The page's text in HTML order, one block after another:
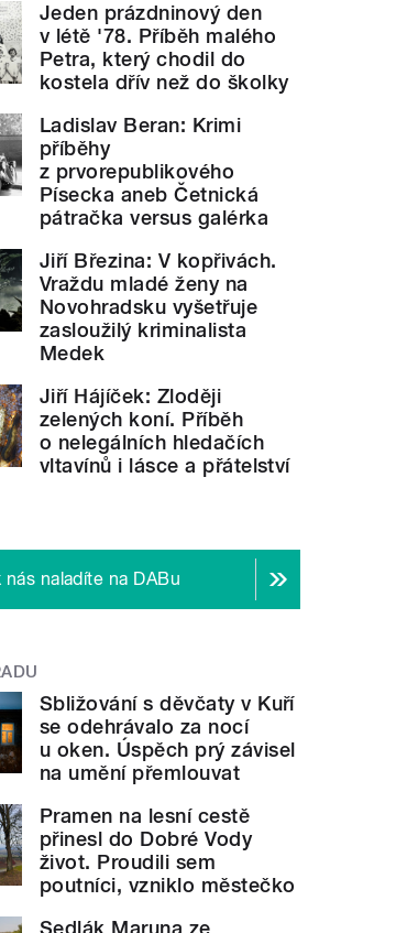
Jeden prázdninový den
v létě '78. Příběh malého
Petra, který chodil do
kostela dřív než do školky
Ladislav Beran: Krimi
příběhy
z prvorepublikového
Písecka aneb Četnická
pátračka versus galérka
Jiří Březina: V kopřivách.
Vraždu mladé ženy na
Novohradsku vyšetřuje
zasloužilý kriminalista
Medek
Jiří Hájíček: Zloději
zelených koní. Příběh
o nelegálních hledačích
vltavínů i lásce a přátelství
nás naladíte na DABu
Sbližování s děvčaty v Kuří
se odehrávalo za nocí
u oken. Úspěch prý závisel
na umění přemlouvat
Pramen na lesní cestě
přinesl do Dobré Vody
život. Proudili sem
poutníci, vzniklo městečko
Sedlák Maruna ze